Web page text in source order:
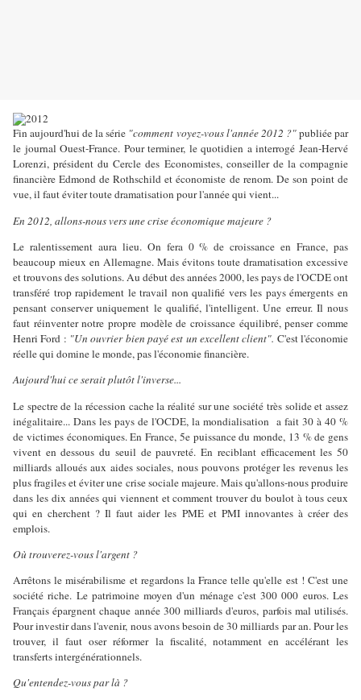
Fin aujourd'hui de la série "comment voyez-vous l'année 2012 ?"publiée par
le journal Ouest-France. Pour terminer, le quotidien a interrogé Jean-Hervé
Lorenzi, président du Cercle des Economistes, conseiller de la compagnie
financière Edmond de Rothschild et économiste de renom. De son point de
vue, il faut éviter toute dramatisation pour l'année qui vient...
En 2012, allons-nous vers une crise économique majeure ?
Le ralentissement aura lieu. On fera 0 % de croissance en France, pas
beaucoup mieux en Allemagne. Mais évitons toute dramatisation excessive
et trouvons des solutions. Au début des années 2000, les pays de l'OCDE ont
transféré trop rapidement le travail non qualifié vers les pays émergents en
pensant conserver uniquement le qualifié, l'intelligent. Une erreur. Il nous
faut réinventer notre propre modèle de croissance équilibré, penser comme
Henri Ford : "Un ouvrier bien payé est un excellent client". C'est l'économie
réelle qui domine le monde, pas l'économie financière.
Aujourd'hui ce serait plutôt l'inverse...
Le spectre de la récession cache la réalité sur une société très solide et assez
inégalitaire... Dans les pays de l'OCDE, la mondialisation a fait 30 à 40 %
de victimes économiques. En France, 5e puissance du monde, 13 % de gens
vivent en dessous du seuil de pauvreté. En reciblant efficacement les 50
milliards alloués aux aides sociales, nous pouvons protéger les revenus les
plus fragiles et éviter une crise sociale majeure. Mais qu'allons-nous produire
dans les dix années qui viennent et comment trouver du boulot à tous ceux
qui en cherchent ? Il faut aider les PME et PMI innovantes à créer des
emplois.
Où trouverez-vous l'argent ?
Arrêtons le misérabilisme et regardons la France telle qu'elle est ! C'est une
société riche. Le patrimoine moyen d'un ménage c'est 300 000 euros. Les
Français épargnent chaque année 300 milliards d'euros, parfois mal utilisés.
Pour investir dans l'avenir, nous avons besoin de 30 milliards par an. Pour les
trouver, il faut oser réformer la fiscalité, notamment en accélérant les
transferts intergénérationnels.
Qu'entendez-vous par là ?